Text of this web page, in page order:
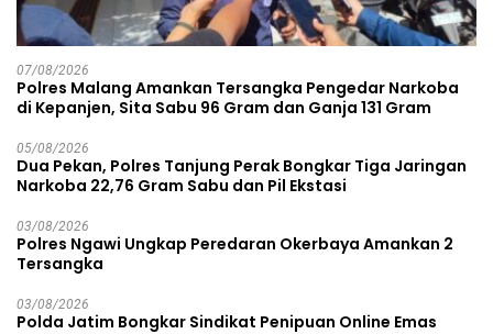
07/08/2026
Polres Malang Amankan Tersangka Pengedar Narkoba
di Kepanjen, Sita Sabu 96 Gram dan Ganja 131 Gram
05/08/2026
Dua Pekan, Polres Tanjung Perak Bongkar Tiga Jaringan
Narkoba 22,76 Gram Sabu dan Pil Ekstasi
03/08/2026
Polres Ngawi Ungkap Peredaran Okerbaya Amankan 2
Tersangka
03/08/2026
Polda Jatim Bongkar Sindikat Penipuan Online Emas